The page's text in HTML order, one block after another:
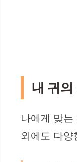
내 귀의
나에게 맞
외에도 다양